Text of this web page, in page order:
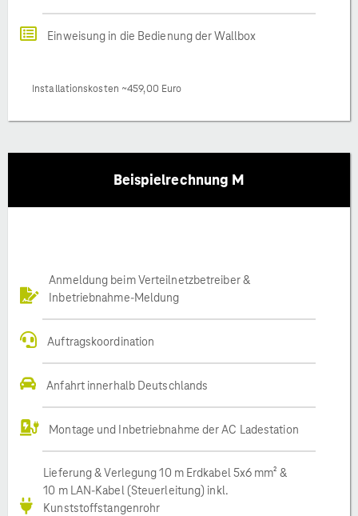
Einweisung in die Bedienung der Wallbox
Installationskosten ~459,00 Euro
Beispielrechnung M
Anmeldung beim Verteilnetzbetreiber &
Inbetriebnahme-Meldung
Auftragskoordination
Anfahrt innerhalb Deutschlands
Montage und Inbetriebnahme der AC Ladestation
Lieferung & Verlegung 10 m Erdkabel 5x6 mm² &
10 m LAN-Kabel (Steuerleitung) inkl.
Kunststoffstangenrohr